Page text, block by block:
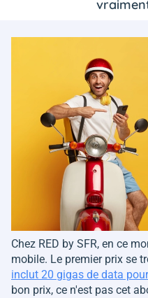
Chez RED by SFR, en ce
mobile. Le premier prix se
inclut 20 gigas de data
bon prix, ce n'est pas cet